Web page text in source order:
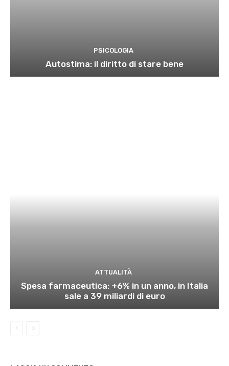
PSICOLOGIA
Autostima: il diritto di stare bene
ATTUALITÀ
Spesa farmaceutica: +6% in un anno, in Italia
sale a 39 miliardi di euro